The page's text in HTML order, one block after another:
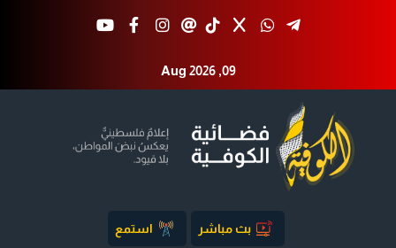
Aug 2026 ,09
بث مباشر استمع